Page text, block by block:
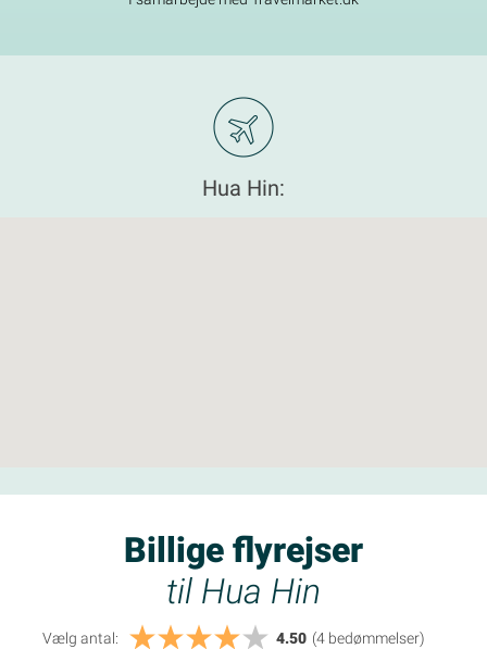
Hua Hin:
Billige flyrejser
til Hua Hin
Vælg antal: 4.50 (4 bedømmelser)